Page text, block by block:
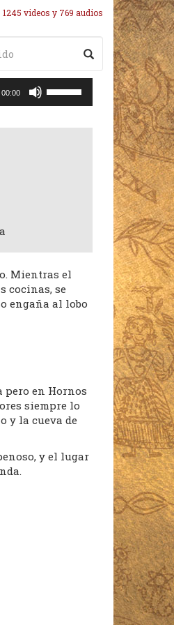
1245 videos y 769 audios
00:00
de
Mientras el
cocinas, se
engaña al lobo
pero en Hornos
siempre lo
y la cueva de
y el lugar